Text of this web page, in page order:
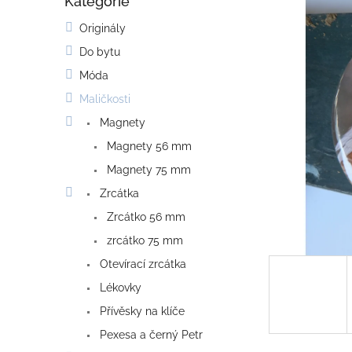
Originály
Do bytu
Móda
Maličkosti
Magnety
Magnety 56 mm
Magnety 75 mm
Zrcátka
Zrcátko 56 mm
zrcátko 75 mm
Otevírací zrcátka
Lékovky
Přívěsky na klíče
Pexesa a černý Petr